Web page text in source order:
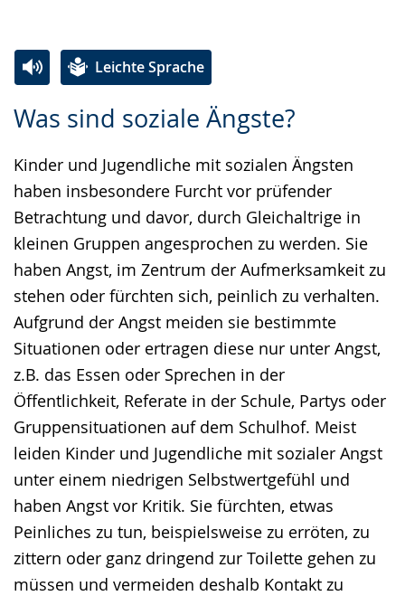
Was sind soziale Ängste?
Kinder und Jugendliche mit sozialen Ängsten
haben insbesondere Furcht vor prüfender
Betrachtung und davor, durch Gleichaltrige in
kleinen Gruppen angesprochen zu werden. Sie
haben Angst, im Zentrum der Aufmerksamkeit zu
stehen oder fürchten sich, peinlich zu verhalten.
Aufgrund der Angst meiden sie bestimmte
Situationen oder ertragen diese nur unter Angst,
z.B. das Essen oder Sprechen in der
Öffentlichkeit, Referate in der Schule, Partys oder
Gruppensituationen auf dem Schulhof. Meist
leiden Kinder und Jugendliche mit sozialer Angst
unter einem niedrigen Selbstwertgefühl und
haben Angst vor Kritik. Sie fürchten, etwas
Peinliches zu tun, beispielsweise zu erröten, zu
zittern oder ganz dringend zur Toilette gehen zu
müssen und vermeiden deshalb Kontakt zu
Leichte Sprache
Leichten
wechseln.
Audio-
Video
Deutscher
Gebärdensprache
wird
angezeigt.